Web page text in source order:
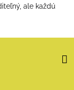
ale každú